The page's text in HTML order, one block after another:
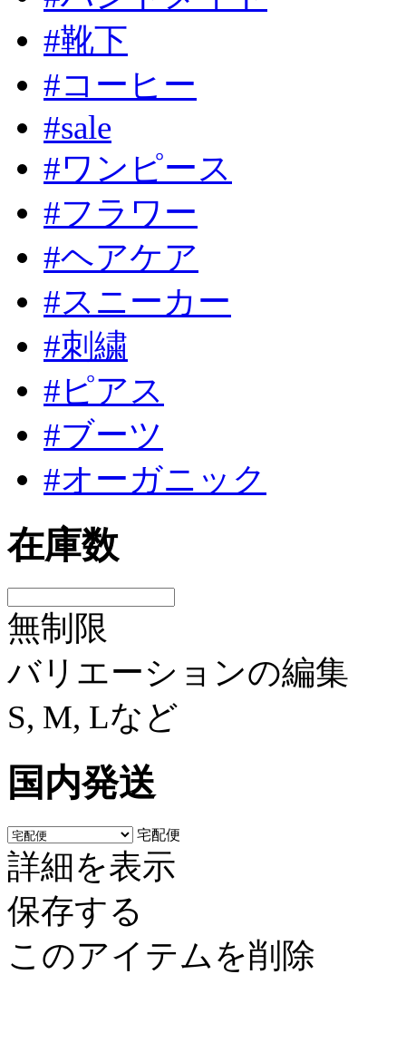
#靴下
#コーヒー
#sale
#ワンピース
#フラワー
#ヘアケア
#スニーカー
#刺繍
#ピアス
#ブーツ
#オーガニック
在庫数
無制限
バリエーションの編集
S, M, Lなど
国内発送
宅配便
詳細を表示
保存する
このアイテムを削除